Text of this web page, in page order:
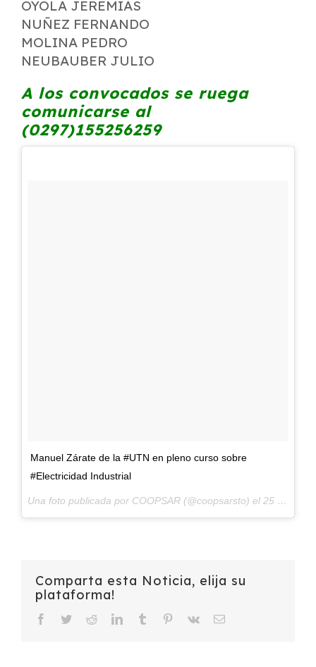
OYOLA JEREMIAS
NUÑEZ FERNANDO
MOLINA PEDRO
NEUBAUBER JULIO
A los convocados se ruega
comunicarse al
(0297)155256259
Manuel Zárate de la #UTN en pleno curso sobre
#Electricidad Industrial
Una foto publicada por COOPSAR (@coopsarsto) el 25 de Ago de 2016 a la(s) 9:35 PDT
Comparta esta Noticia, elija su
plataforma!
Facebook
TwitterRedditLinkedInTumblr Pinterest
Vk Email